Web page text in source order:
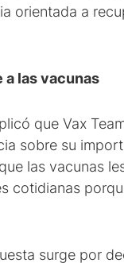
orientada a
a las vacunas
que Vax
sobre su
las vacunas
cotidianas
surge por